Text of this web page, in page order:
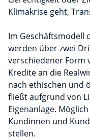
Klimakrise geht,
Im Geschäftsmodell
werden über zwei
verschiedener Form
Kredite an die
nach ethischen und
fließt aufgrund von
Eigenanlage.
Kundinnen und
stellen.